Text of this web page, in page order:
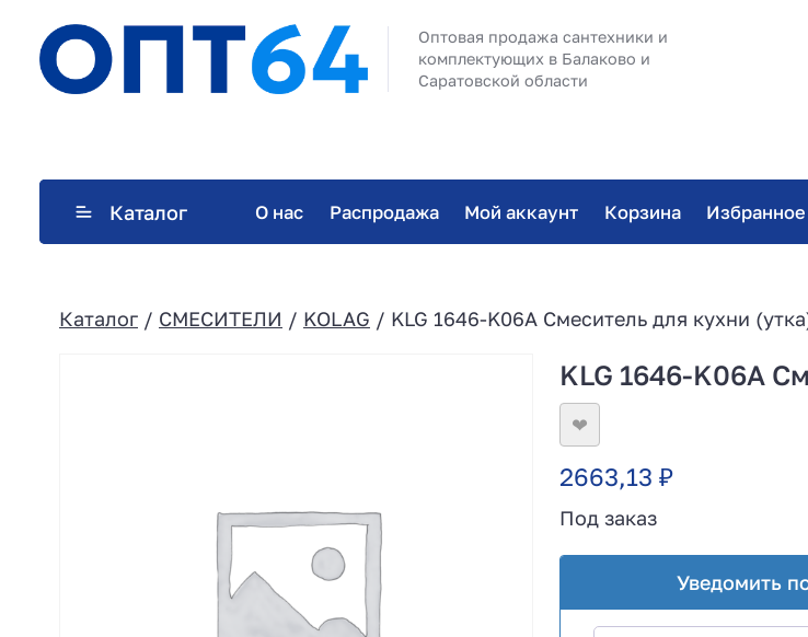
Оптовая продажа сантехники и
комплектующих в Балаково и
Саратовской области
Каталог О нас Распродажа Мой аккаунт Корзина Избранное
Каталог / СМЕСИТЕЛИ / KOLAG / KLG 1646-K06A Смеситель для кухни
KLG 1646-K06A
❤
2663,13₽
Под заказ
Уведомить